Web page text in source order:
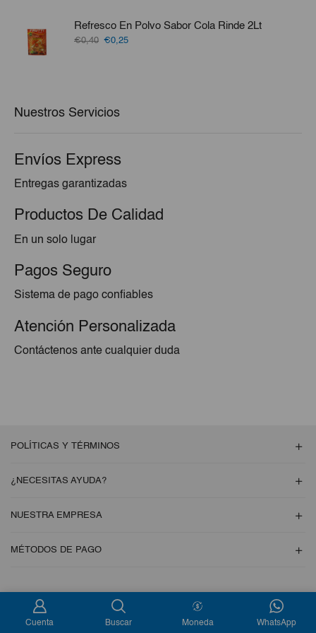
era:
€77,57.
es:
€72,45.
Refresco En Polvo Sabor Cola Rinde 2Lt
€0,40 El
€0,25El
Nuestros Servicios
Envíos Express
Entregas garantizadas
Productos De Calidad
En un solo lugar
Pagos Seguro
Sistema de pago confiables
Atención Personalizada
Contáctenos ante cualquier duda
POLÍTICAS Y TÉRMINOS
¿NECESITAS AYUDA?
NUESTRA EMPRESA
MÉTODOS DE PAGO
Copyright © 2026 Esencial Pack. Todos los derechos reservados
Cuenta Buscar Moneda WhatsApp